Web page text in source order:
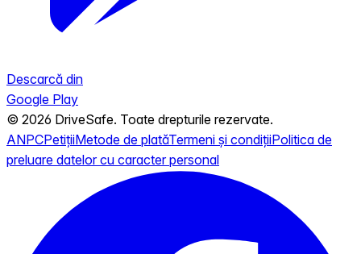
Descarcă din
Google Play
© 2026 DriveSafe. Toate drepturile rezervate.
ANPCPetițiiMetode de platăTermeni și condițiiPolitica de
preluare datelor cu caracter personal